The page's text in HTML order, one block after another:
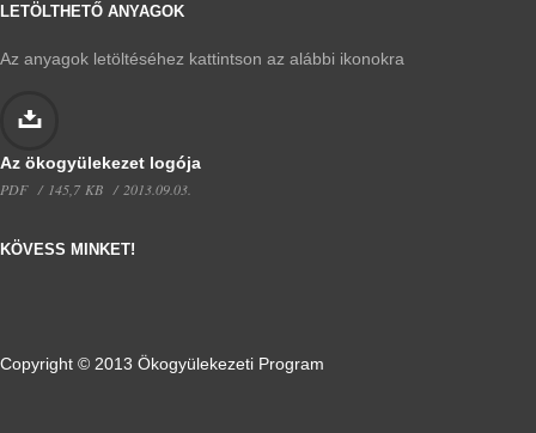
LETÖLTHETŐ ANYAGOK
Az anyagok letöltéséhez kattintson az alábbi ikonokra
Az ökogyülekezet logója
PDF
145,7 KB 2013.09.03.
KÖVESS MINKET!
Copyright © 2013 Ökogyülekezeti Program